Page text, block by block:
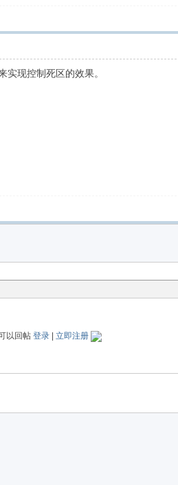
现控制死区的效果。
以回帖 登录| 立即注册